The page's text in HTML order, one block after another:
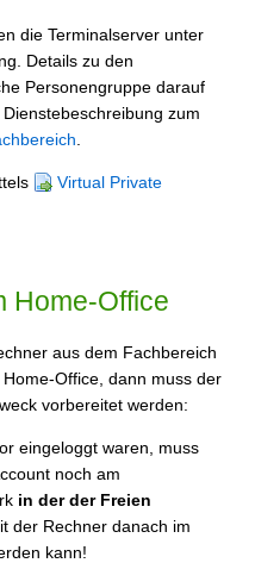
die Terminalserver unter
Details zu den
Personengruppe darauf
zum
Virtual Private
Home-Office
aus dem Fachbereich
Office, dann muss der
vorbereitet werden:
eingeloggt waren, muss
noch am
in der der Freien
der Rechner danach im
kann!